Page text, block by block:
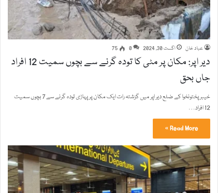
عباد خان اگست 30, 2024 0
75
دیر اپر: مکان پر مٹی کا تودہ گرنے سے بچوں سمیت 12 افراد
جاں بحق
خیبرپختونخوا کے ضلع دیر اپر میں گزشتہ رات ایک مکان پر پہاڑی تودہ گرنے سے 7 بچوں سمیت
12 افراد…
Read More »